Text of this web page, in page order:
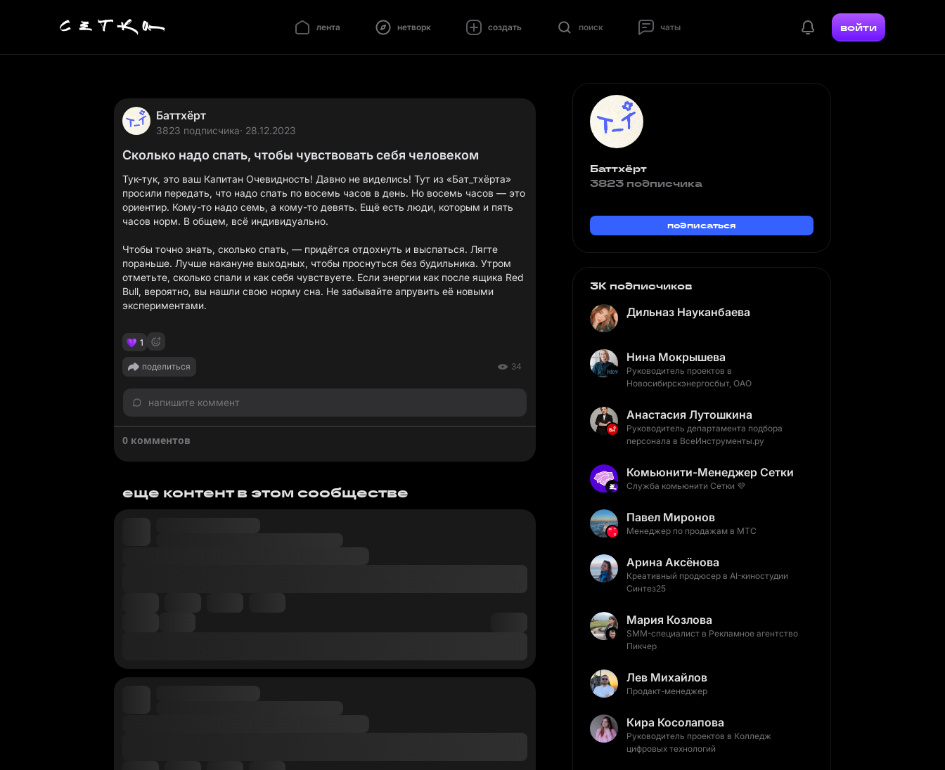
лента нетворк создать поиск чаты войти
Баттхёрт
3823 подписчика· 28.12.2023
Сколько надо спать, чтобы чувствовать себя человеком
Тук-тук, это ваш Капитан Очевидность! Давно не виделись! Тут из «Бат_тхёрта»
просили передать, что надо спать по восемь часов в день. Но восемь часов — это
ориентир. Кому-то надо семь, а кому-то девять. Ещё есть люди, которым и пять
часов норм. В общем, всё индивидуально.
Чтобы точно знать, сколько спать, — придётся отдохнуть и выспаться. Лягте
пораньше. Лучше накануне выходных, чтобы проснуться без будильника. Утром
отметьте, сколько спали и как себя чувствуете. Если энергии как после ящика Red
Bull, вероятно, вы нашли свою норму сна. Не забывайте апрувить её новыми
экспериментами.
1
поделиться 34
напишите коммент
0 комментов
еще контент в этом сообществе
Баттхёрт
3823 подписчика
подписаться
3K подписчиков
Дильназ Науканбаева
Нина Мокрышева
Руководитель проектов в
Новосибирскэнергосбыт, ОАО
Анастасия Лутошкина
Руководитель департамента подбора
персонала в ВсеИнструменты.ру
Комьюнити-Менеджер Сетки
Служба комьюнити Сетки 💜
Павел Миронов
Менеджер по продажам в МТС
Арина Аксёнова
Креативный продюсер в AI-киностудии
Синтез25
Мария Козлова
SMM-специалист в Рекламное агентство
Пикчер
Лев Михайлов
Продакт-менеджер
Кира Косолапова
Руководитель проектов в Колледж
цифровых технологий